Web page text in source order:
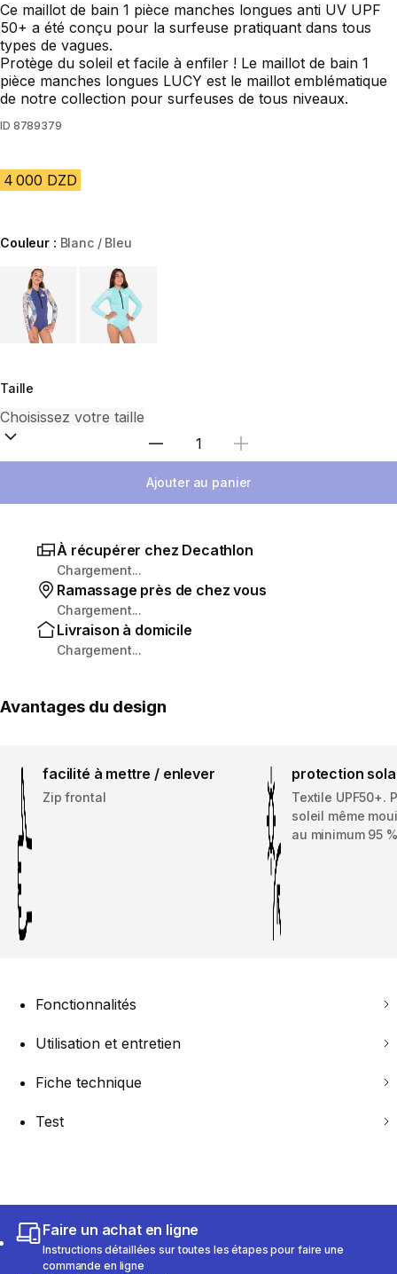
Ce maillot de bain 1 pièce manches longues anti UV UPF
50+ a été conçu pour la surfeuse pratiquant dans tous
types de vagues.
Protège du soleil et facile à enfiler ! Le maillot de bain 1
pièce manches longues LUCY est le maillot emblématique
de notre collection pour surfeuses de tous niveaux.
ID 8789379
4 000 DZD
Couleur : Blanc / Bleu
Choose a variant
Taille
Sélectionnez la quantité
Ajouter au panier
À récupérer chez Decathlon
Chargement...
Ramassage près de chez vous
Chargement...
Livraison à domicile
Chargement...
Avantages du design
facilité à mettre / enlever
Zip frontal
protection
Textile UPF50+.
soleil même
au minimum 95
Fonctionnalités
Utilisation et entretien
Fiche technique
Test
Faire un achat en ligne
Instructions détaillées sur toutes les étapes pour faire une
commande en ligne